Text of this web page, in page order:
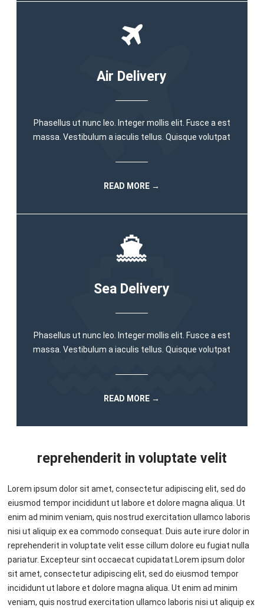
Air Delivery
Phasellus ut nunc leo. Integer mollis elit. Fusce a est
massa. Vestibulum a iaculis tellus. Quisque volutpat
READ MORE →
Sea Delivery
Phasellus ut nunc leo. Integer mollis elit. Fusce a est
massa. Vestibulum a iaculis tellus. Quisque volutpat
READ MORE →
reprehenderit in voluptate velit
Lorem ipsum dolor sit amet, consectetur adipiscing elit, sed do
eiusmod tempor incididunt ut labore et dolore magna aliqua. Ut
enim ad minim veniam, quis nostrud exercitation ullamco laboris
nisi ut aliquip ex ea commodo consequat. Duis aute irure dolor in
reprehenderit in voluptate velit esse cillum dolore eu fugiat nulla
pariatur. Excepteur sint occaecat cupidatat.Lorem ipsum dolor
sit amet, consectetur adipiscing elit, sed do eiusmod tempor
incididunt ut labore et dolore magna aliqua. Ut enim ad minim
veniam, quis nostrud exercitation ullamco laboris nisi ut aliquip ex